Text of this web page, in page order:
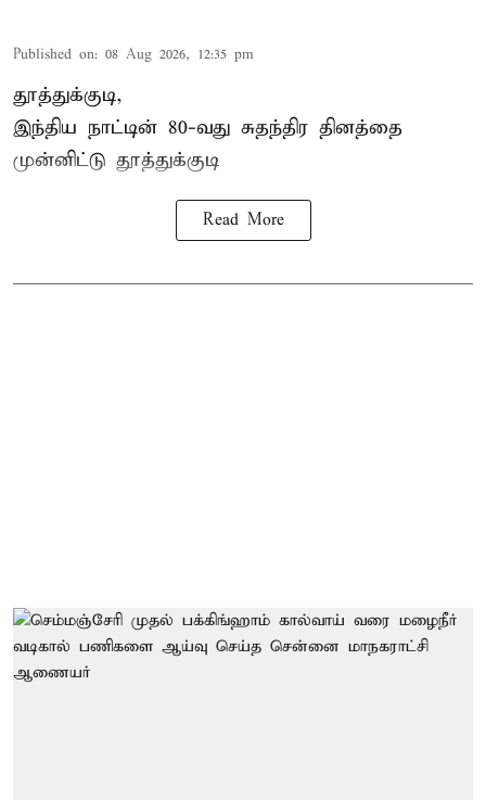
Published on: 08 Aug 2026, 12:35 pm
தூத்துக்குடி,
இந்திய நாட்டின் 80-வது சுதந்திர தினத்தை
முன்னிட்டு தூத்துக்குடி
Read More